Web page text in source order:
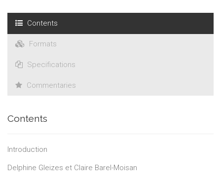
Contents
Formats
Specifications
Commentaries
Contents
Introduction
Delphine Gleizes et Claire Barel-Moisan